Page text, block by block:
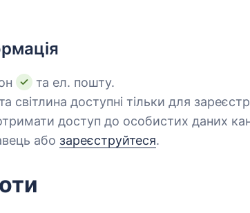
та ел. пошту.
світлина доступні тільки для
доступ до особистих даних
або зареєструйтеся.